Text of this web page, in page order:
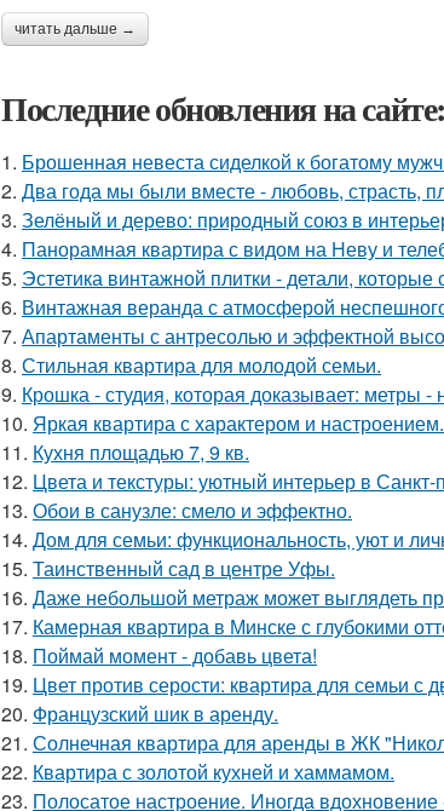
читать дальше →
Последние обновления на сайте:
1. Брошенная невеста сиделкой к богатому
2. Два года мы были вместе - любовь, страсть,
3. Зелёный и дерево: природный союз в
4. Панорамная квартира с видом на Неву и
5. Эстетика винтажной плитки - детали,
6. Винтажная веранда с атмосферой
7. Апартаменты с антресолью и эффектной
8. Стильная квартира для молодой семьи.
9. Крошка - студия, которая доказывает: метры -
10. Яркая квартира с характером и настроением.
11. Кухня площадью 7, 9 кв.
12. Цвета и текстуры: уютный интерьер в Санкт-
13. Обои в санузле: смело и эффектно.
14. Дом для семьи: функциональность, уют и
15. Таинственный сад в центре Уфы.
16. Даже небольшой метраж может выглядеть
17. Камерная квартира в Минске с глубокими
18. Поймай момент - добавь цвета!
19. Цвет против серости: квартира для семьи с
20. Французский шик в аренду.
21. Солнечная квартира для аренды в ЖК
22. Квартира с золотой кухней и хаммамом.
23. Полосатое настроение. Иногда